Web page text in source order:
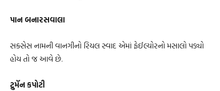
પાન બનારસવાલા
સક્સેસ નામની વાનગીનો રિયલ સ્વાદ એમાં ફેઈલ્યોરનો મસાલો પડ્યો
હોય તો જ આવે છે.
ટ્રુમૅન કપોટી